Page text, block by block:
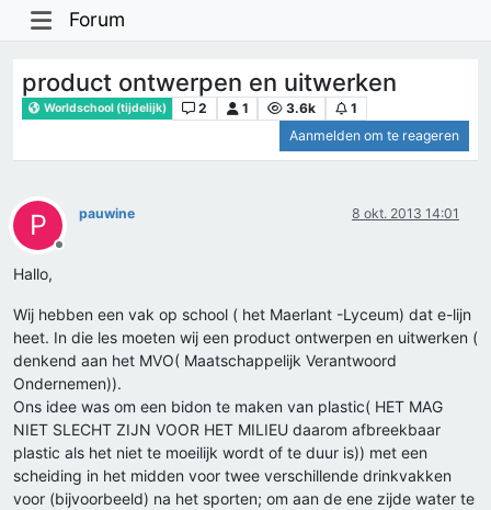
Forum
product ontwerpen en uitwerken
Worldschool (tijdelijk) 2 1 3.6k
1
Aanmelden om te reageren
P
Offline
pauwine 8 okt. 2013 14:01
Hallo,
Wij hebben een vak op school ( het Maerlant -Lyceum) dat e-lijn
heet. In die les moeten wij een product ontwerpen en uitwerken (
denkend aan het MVO( Maatschappelijk Verantwoord
Ondernemen)).
Ons idee was om een bidon te maken van plastic( HET MAG
NIET SLECHT ZIJN VOOR HET MILIEU daarom afbreekbaar
plastic als het niet te moeilijk wordt of te duur is)) met een
scheiding in het midden voor twee verschillende drinkvakken
voor (bijvoorbeeld) na het sporten; om aan de ene zijde water te